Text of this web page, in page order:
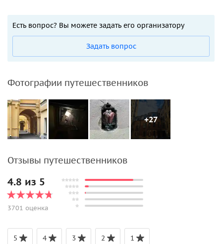
Есть вопрос? Вы можете задать его организатору
Задать вопрос
Фотографии путешественников
+27
Отзывы путешественников
4.8 из 5
3701 оценка
5 4 3 2 1